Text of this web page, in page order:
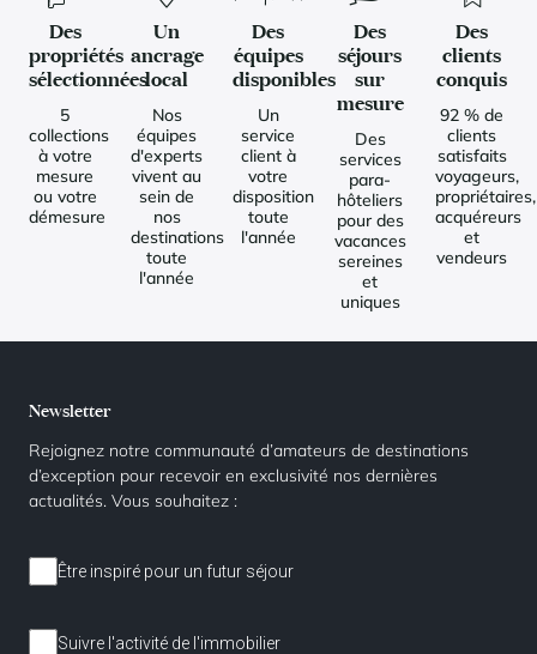
Des
propriétés
sélectionnées
5
collections
à votre
mesure
ou votre
démesure
Un
ancrage
local
Nos
équipes
d'experts
vivent au
sein de
nos
destinations
toute
l'année
Des
équipes
disponibles
Un
service
client à
votre
disposition
toute
l'année
Des
séjours
sur
mesure
Des
services
para-
hôteliers
pour des
vacances
sereines
et
uniques
Des
clients
conquis
92 % de
clients
satisfaits
voyageurs,
propriétaires,
acquéreurs
et
vendeurs
Newsletter
Rejoignez notre communauté d’amateurs de destinations
d’exception pour recevoir en exclusivité nos dernières
actualités. Vous souhaitez :
Être inspiré pour un futur séjour
Suivre l'activité de l'immobilier